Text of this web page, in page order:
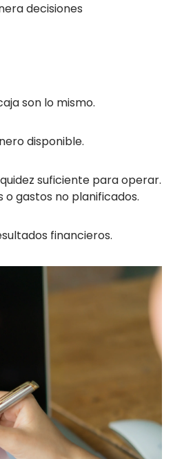
decisiones
son lo mismo.
disponible.
suficiente para operar.
gastos no planificados.
financieros.